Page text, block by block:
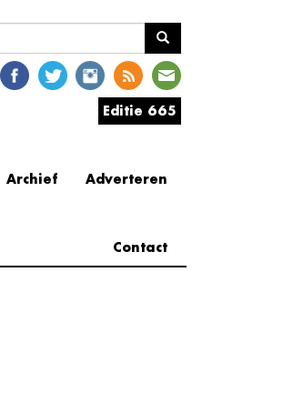
Editie 665
Adverteren
Archief
Contact